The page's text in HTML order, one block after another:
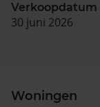
Verkoopdatum
30 juni 2026
Woningen